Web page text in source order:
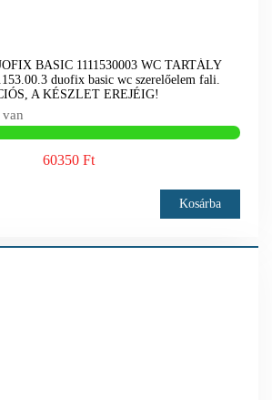
BASIC 1111530003 WC TARTÁLY
duofix basic wc szerelőelem fali.
A KÉSZLET EREJÉIG!
60350 Ft
Kosárba